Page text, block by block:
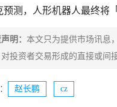
预测，人形机器人最终将
明： 本文只为提供市场讯息
投资者交易形成的直接或间
赵长鹏 cz